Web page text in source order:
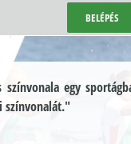
BELÉPÉS
színvonala egy
színvonalát."